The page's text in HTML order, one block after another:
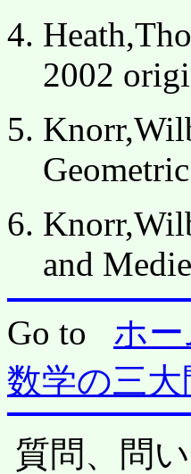
2002
and
Go to ホ
数学の三大
質問、問